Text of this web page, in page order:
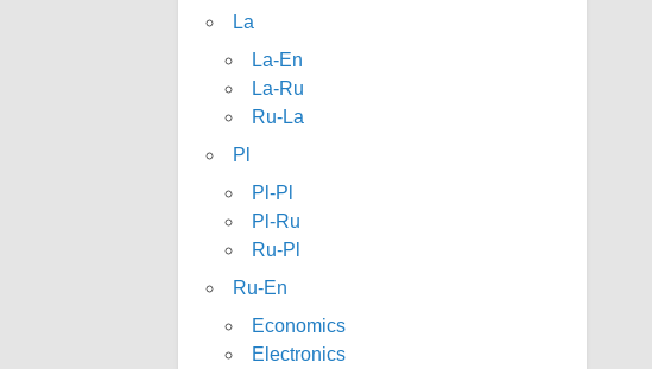
La
La-En
La-Ru
Ru-La
Pl
Pl-Pl
Pl-Ru
Ru-Pl
Ru-En
Economics
Electronics